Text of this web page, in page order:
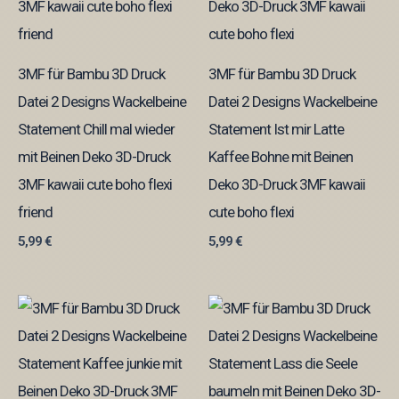
3MF für Bambu 3D Druck
Datei 2 Designs Wackelbeine
Statement Chill mal wieder
mit Beinen Deko 3D-Druck
3MF kawaii cute boho flexi
friend
5,99€
3MF für Bambu 3D Druck
Datei 2 Designs Wackelbeine
Statement Ist mir Latte
Kaffee Bohne mit Beinen
Deko 3D-Druck 3MF kawaii
cute boho flexi
5,99€